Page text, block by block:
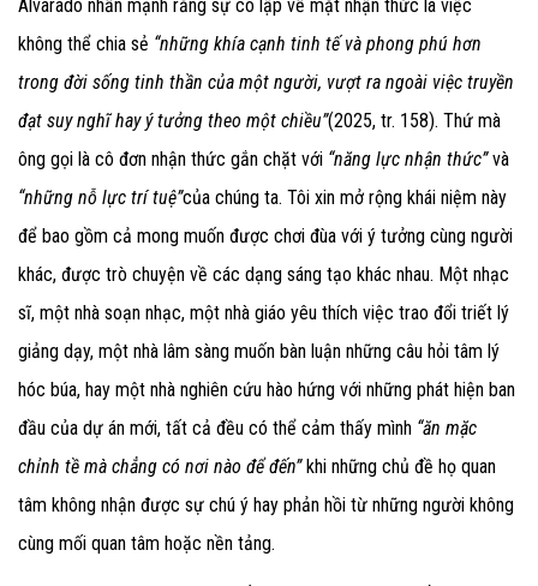
Alvarado nhấn mạnh rằng sự cô lập về mặt nhận thức là việc
không thể chia sẻ “những khía cạnh tinh tế và phong phú hơn
trong đời sống tinh thần của một người, vượt ra ngoài việc truyền
đạt suy nghĩ hay ý tưởng theo một chiều”(2025, tr. 158). Thứ mà
ông gọi là cô đơn nhận thức gắn chặt với “năng lực nhận thức”và
“những nỗ lực trí tuệ”của chúng ta. Tôi xin mở rộng khái niệm này
để bao gồm cả mong muốn được chơi đùa với ý tưởng cùng người
khác, được trò chuyện về các dạng sáng tạo khác nhau. Một nhạc
sĩ, một nhà soạn nhạc, một nhà giáo yêu thích việc trao đổi triết lý
giảng dạy, một nhà lâm sàng muốn bàn luận những câu hỏi tâm lý
hóc búa, hay một nhà nghiên cứu hào hứng với những phát hiện ban
đầu của dự án mới, tất cả đều có thể cảm thấy mình “ăn mặc
chỉnh tề mà chẳng có nơi nào để đến”khi những chủ đề họ quan
tâm không nhận được sự chú ý hay phản hồi từ những người không
cùng mối quan tâm hoặc nền tảng.